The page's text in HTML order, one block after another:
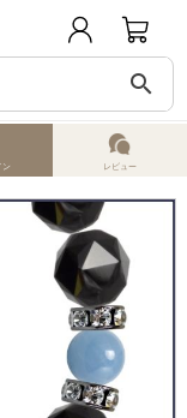
search
ト ラルビカイト・ア
ン レビュー